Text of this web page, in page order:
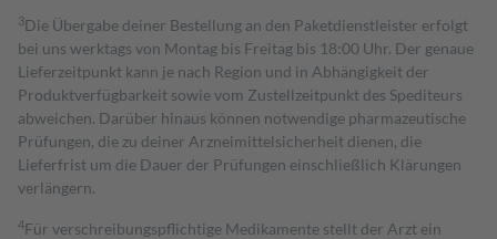
3Die Übergabe deiner Bestellung an den Paketdienstleister erfolgt
bei uns werktags von Montag bis Freitag bis 18:00 Uhr. Der genaue
Lieferzeitpunkt kann je nach Region und in Abhängigkeit der
Produktverfügbarkeit sowie vom Zustellzeitpunkt des Spediteurs
abweichen. Darüber hinaus können notwendige pharmazeutische
Prüfungen, die zu deiner Arzneimittelsicherheit dienen, die
Lieferfrist um die Dauer der Prüfungen einschließlich Klärungen
verlängern.
4Für verschreibungspflichtige Medikamente stellt der Arzt ein